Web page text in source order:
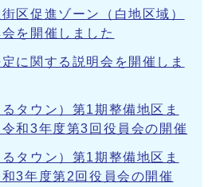
区促進ゾーン（白地区域）
を開催しました
に関する説明会を開催しま
タウン）第1期整備地区ま
和3年度第3回役員会の開催
タウン）第1期整備地区ま
3年度第2回役員会の開催